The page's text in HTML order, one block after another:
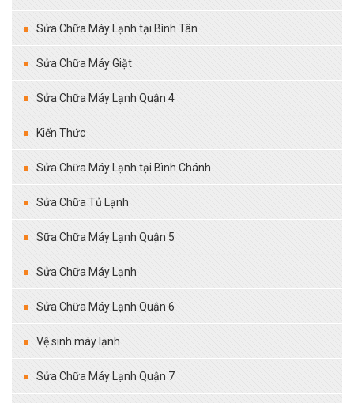
Sửa Chữa Máy Lạnh tại Bình Tân
Sửa Chữa Máy Giặt
Sửa Chữa Máy Lạnh Quận 4
Kiến Thức
Sửa Chữa Máy Lạnh tại Bình Chánh
Sửa Chữa Tủ Lạnh
Sữa Chữa Máy Lạnh Quận 5
Sửa Chữa Máy Lạnh
Sửa Chữa Máy Lạnh Quận 6
Vệ sinh máy lạnh
Sửa Chữa Máy Lạnh Quận 7